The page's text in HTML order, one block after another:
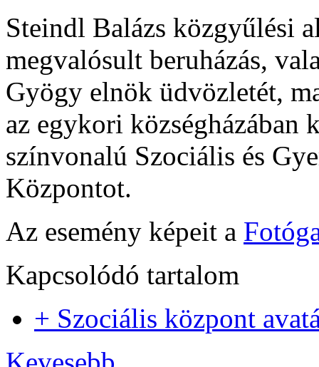
Steindl Balázs közgyűlési
megvalósult beruházás,
Gyögy elnök üdvözletét,
az egykori
színvonalú Szociális és
Központot.
Az esemény képeit a
Kapcsolódó tartalom
+ Szociális központ